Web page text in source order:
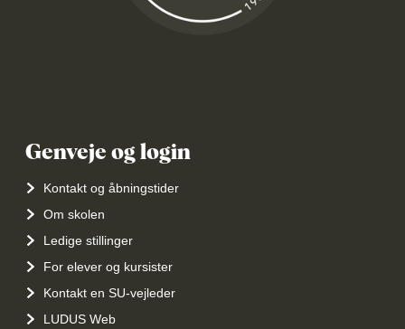
Genveje og login
Kontakt og åbningstider
Om skolen
Ledige stillinger
For elever og kursister
Kontakt en SU-vejleder
LUDUS Web